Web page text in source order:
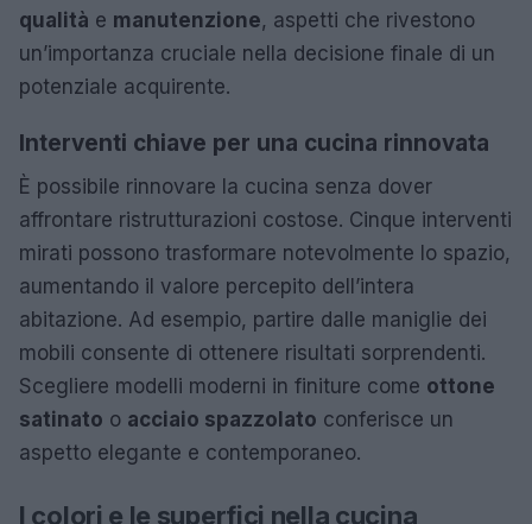
qualità e manutenzione, aspetti che rivestono
un’importanza cruciale nella decisione finale di un
potenziale acquirente.
Interventi chiave per una cucina rinnovata
È possibile rinnovare la cucina senza dover
affrontare ristrutturazioni costose. Cinque interventi
mirati possono trasformare notevolmente lo spazio,
aumentando il valore percepito dell’intera
abitazione. Ad esempio, partire dalle maniglie dei
mobili consente di ottenere risultati sorprendenti.
Scegliere modelli moderni in finiture come ottone
satinato o acciaio spazzolato conferisce un
aspetto elegante e contemporaneo.
I colori e le superfici nella cucina